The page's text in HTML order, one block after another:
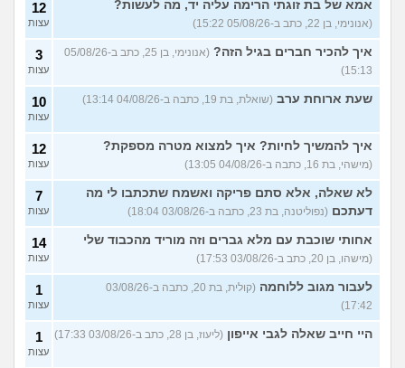
אמא של בת זוגתי הרימה עליה יד, מה לעשות?
(אנונימי, בן 22, כתב ב-05/08/26 15:22)
12
עצות
איך להכיר חברים בגיל הזה?
(אנונימי, בן 25, כתב ב-05/08/26
15:13)
3
עצות
שעת ארוחת ערב (שואלת, בת 19, כתבה ב-04/08/26 13:14) 10
עצות
איך להמשיך לחיות? איך למצוא מטרה מספקת?
(מישהי, בת 16, כתבה ב-04/08/26 13:05)
12
עצות
לא שאלה, אלא סתם פריקה ואשמח שתכתבו לי מה
דעתכם (נפוליטנה, בת 23, כתבה ב-03/08/26 18:04)
7
עצות
אחותי שוכבת עם מלא גברים וזה מוריד מהכבוד שלי
(מישהו, בן 20, כתב ב-03/08/26 17:53)
14
עצות
לעבור מגוב ללוחמה
(קולית, בת 20, כתבה ב-03/08/26
17:42)
1
עצות
היי חייב שאלה לגבי אייפון (ליעוז, בן 28, כתב ב-03/08/26 17:33) 1
עצות